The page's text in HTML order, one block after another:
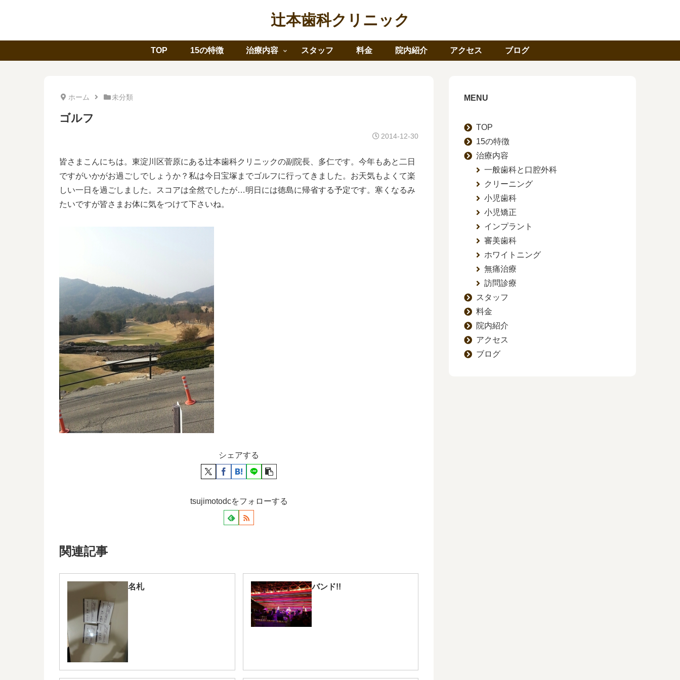
辻本歯科クリニック
TOP 15の特徴 治療内容 スタッフ 料金 院内紹介 アクセス ブログ
ホーム 未分類
ゴルフ
2014-12-30
皆さまこんにちは。東淀川区菅原にある辻本歯科クリニックの副院長、多仁です。今年もあと二日
ですがいかがお過ごしでしょうか？私は今日宝塚までゴルフに行ってきました。お天気もよくて楽
しい一日を過ごしました。スコアは全然でしたが…明日には徳島に帰省する予定です。寒くなるみ
たいですが皆さまお体に気をつけて下さいね。
シェアする
tsujimotodcをフォローする
関連記事
名札 バンド!!
MENU
TOP
15の特徴
治療内容
一般歯科と口腔外科
クリーニング
小児歯科
小児矯正
インプラント
審美歯科
ホワイトニング
無痛治療
訪問診療
スタッフ
料金
院内紹介
アクセス
ブログ